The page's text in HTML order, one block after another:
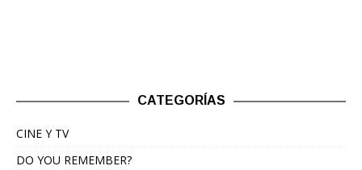
CATEGORÍAS
CINE Y TV
DO YOU REMEMBER?